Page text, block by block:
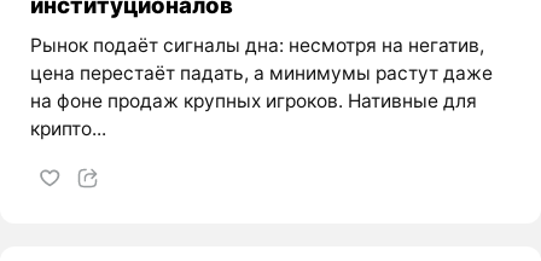
Рынок подаёт сигналы дна: несмотря на негатив,
цена перестаёт падать, а минимумы растут даже
на фоне продаж крупных игроков. Нативные для
крипто...